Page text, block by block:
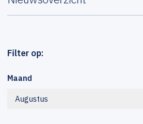
Filter op:
Maand
Augustus